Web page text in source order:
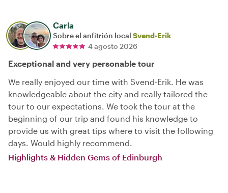
Carla
Sobre el anfitrión local Svend-Erik
4 agosto 2026
Exceptional and very personable tour
We really enjoyed our time with Svend-Erik. He was
knowledgeable about the city and really tailored the
tour to our expectations. We took the tour at the
beginning of our trip and found his knowledge to
provide us with great tips where to visit the following
days. Would highly recommend.
Highlights & Hidden Gems of Edinburgh